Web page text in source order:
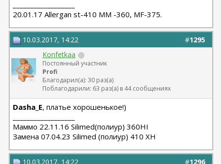
20.01.17 Allergan st-410 MM -360, MF-375.
#1295
10.03.2017, 14:22
Konfetkaa
Постоянный участник
Profi
Благодарил(а): 30 раз(а)
Поблагодарили: 63 раз(а) в 44 сообщениях
Dasha_E, платье хорошенькое!)
Маммо 22.11.16 Silimed(полиур) 360HI
Замена 07.04.23 Silimed (полиур) 410 XH
#1296
10.03.2017, 14:22